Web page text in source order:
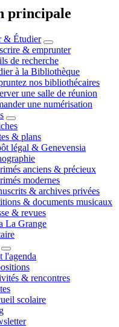
principale
& Étudier
& emprunter
de recherche
à la Bibliothèque
nos bibliothécaires
une salle de réunion
une numérisation
& plans
légal & Genevensia
anciens & précieux
modernes
& archives privées
& documents musicaux
& revues
La Grange
l'agenda
& rencontres
scolaire